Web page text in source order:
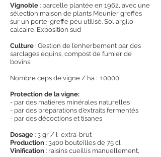
Vignoble : parcelle plantée en 1962, avec une
sélection maison de plants Meunier greffés
sur un porte-greffe peu utilisé. Sol argilo
calcaire. Exposition sud
Culture : Gestion de l’enherbement par des
sarclages équins, compost de fumier de
bovins.
Nombre ceps de vigne / ha : 10000
Protection de la vigne:
- par des matières minérales naturelles
- par des préparations d’extraits fermentés
- par des décoctions et tisanes
Dosage : 3 gr / l extra-brut
Production : 3400 bouteilles de 75 cl
Vinification : raisins cueillis manuellement,